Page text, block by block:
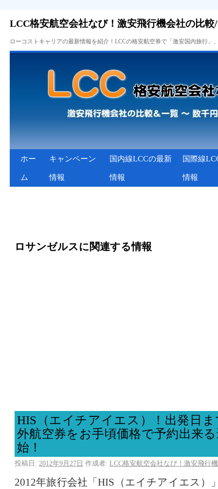
LCC格安航空会社なび！激安飛行機会社の比較
ローコストキャリアの最新情報を紹介！LCCの格安航空券で「激安国内旅行
ホー
ム
キャンペーン
情報
国内線LCCの最新
情報
国際線
情報
ロサンゼルスに関連する情報
HIS（エイチアイエス）！出発日
外航空券をお手頃価格で予約出来
始！
投稿日: 2012年9月27日 作成者: LCC格安航空会社なび！激安飛行
2012年旅行会社「HIS（エイチアイエス）